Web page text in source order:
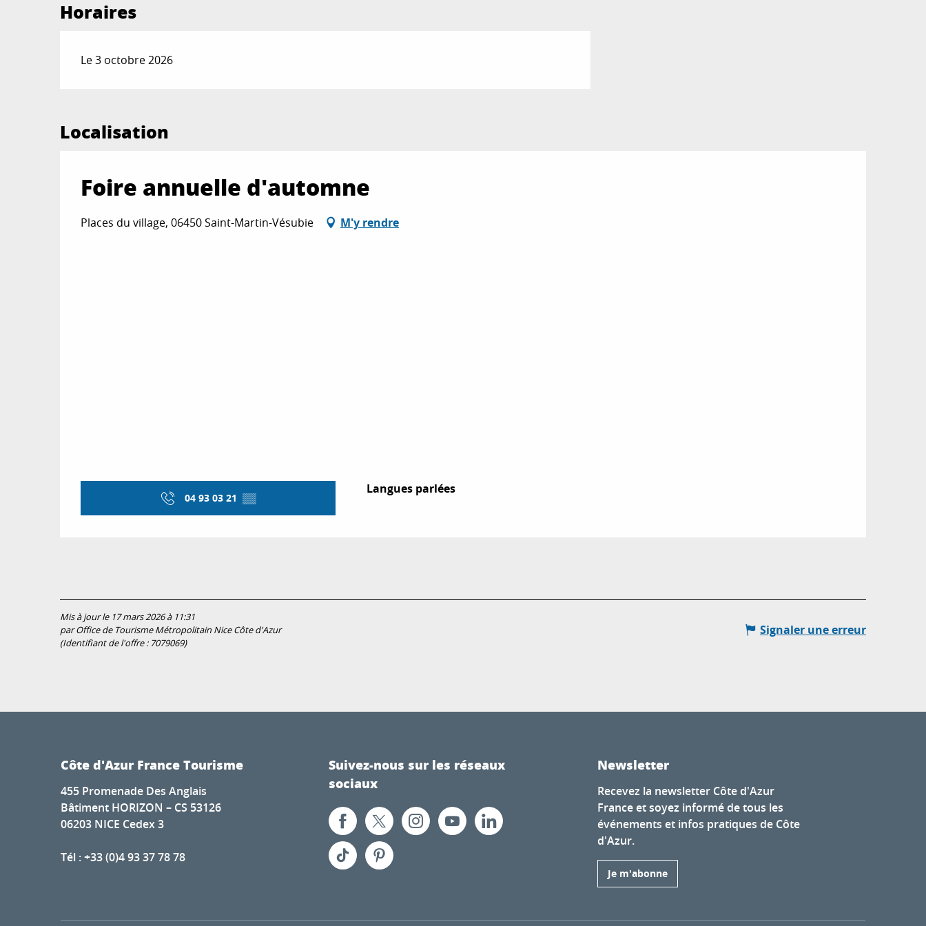
Horaires
Le 3 octobre 2026
Localisation
Foire annuelle d'automne
Places du village, 06450 Saint-Martin-Vésubie M'y rendre
04 93 03 21 ▒▒
Langues parlées
Langues parlées
Mis à jour le 17 mars 2026 à 11:31
par Office de Tourisme Métropolitain Nice Côte d'Azur
(Identifiant de l'offre : 7079069)
Signaler une erreur
Côte d'Azur France Tourisme
455 Promenade Des Anglais
Bâtiment HORIZON – CS 53126
06203 NICE Cedex 3
Tél : +33 (0)4 93 37 78 78
Suivez-nous sur les réseaux
sociaux
Newsletter
Recevez la newsletter Côte d'Azur
France et soyez informé de tous les
événements et infos pratiques de Côte
d'Azur.
Je m'abonne